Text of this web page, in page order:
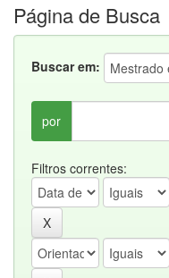
Página de Busca
Buscar em:
por
Filtros correntes: